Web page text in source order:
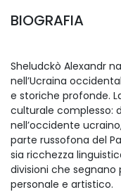
BIOGRAFIA
Sheludckò Alexandr
nell’Ucraina
e storiche profonde.
culturale complesso:
nell’occidente
parte russofona del
sia ricchezza
divisioni che
personale e artistico.